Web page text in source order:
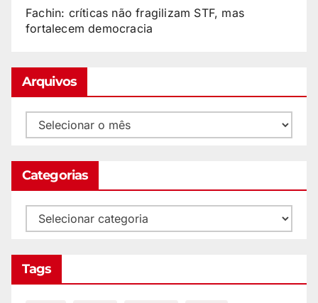
Fachin: críticas não fragilizam STF, mas
fortalecem democracia
Arquivos
Categorias
Tags